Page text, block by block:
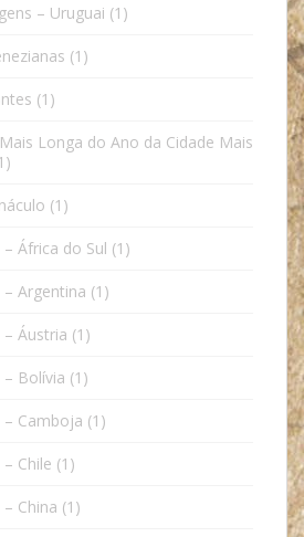
– Uruguai (1)
(1)
(1)
Longa do Ano da Cidade Mais
(1)
África do Sul (1)
– Argentina (1)
– Áustria (1)
– Bolívia (1)
– Camboja (1)
Chile (1)
China (1)